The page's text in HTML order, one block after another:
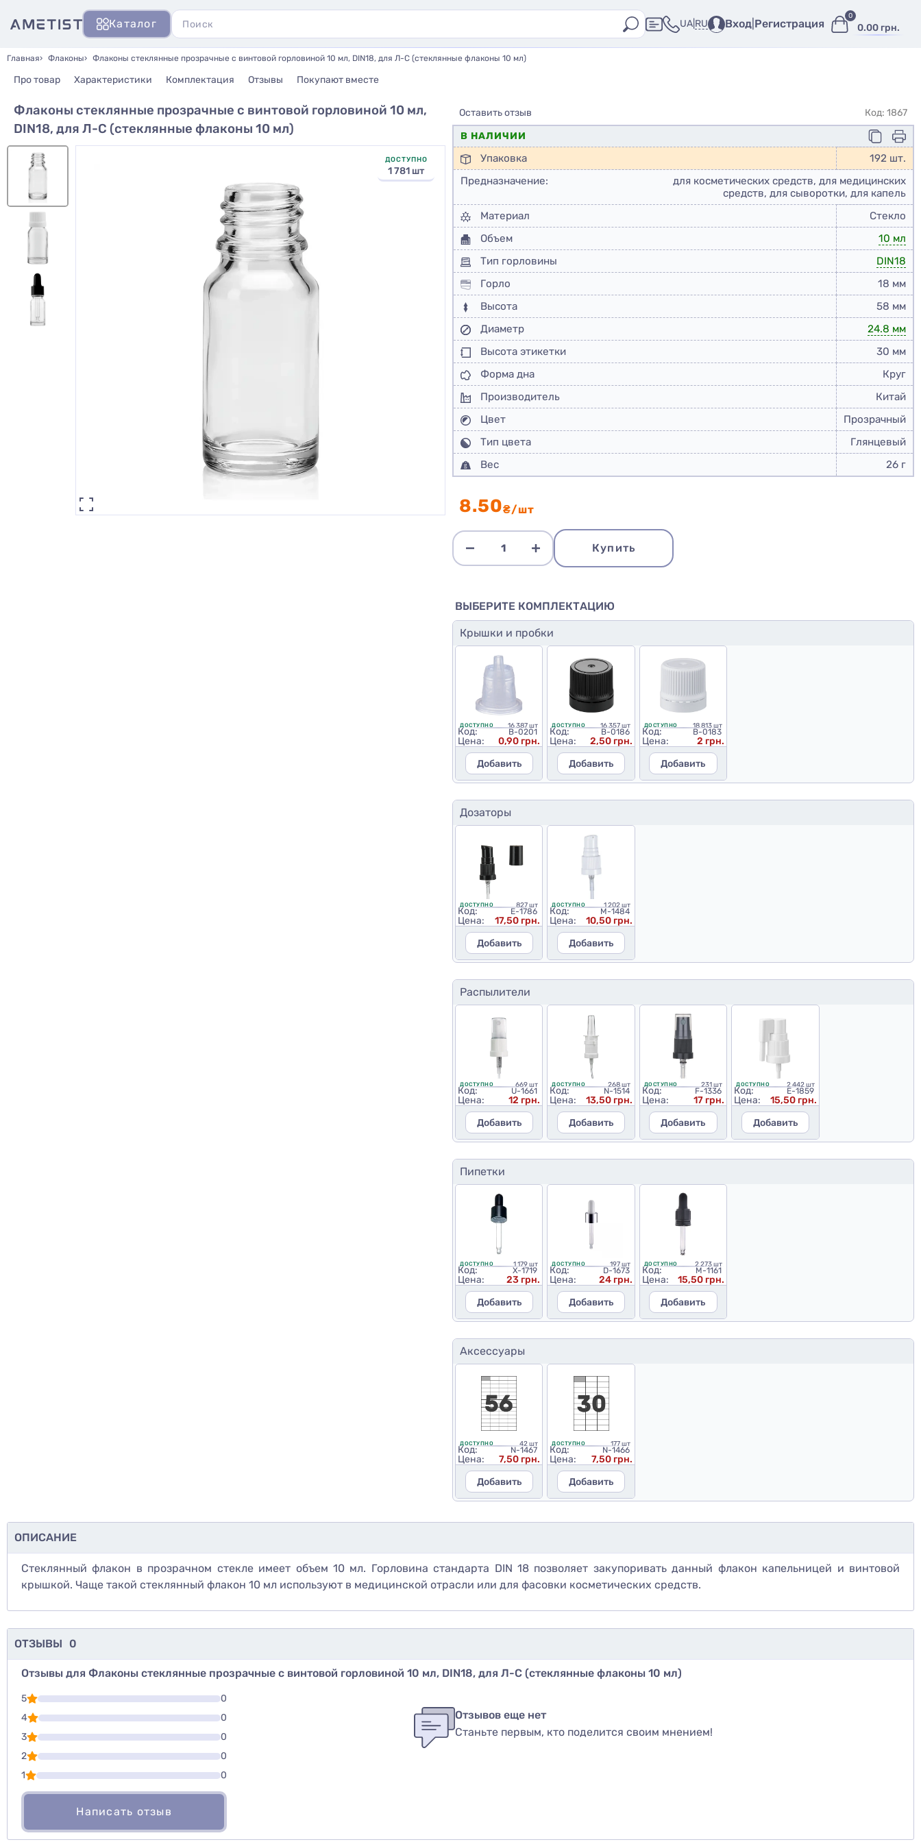
Каталог UA RU Вход Регистрация 0.00 грн.
0
Главная Флаконы Флаконы стеклянные прозрачные с винтовой горловиной 10 мл, DIN18, для Л-С (стеклянные флаконы 10 мл)
Про товар Характеристики Комплектация Отзывы Покупают вместе
Флаконы стеклянные прозрачные с винтовой горловиной 10 мл,
DIN18, для Л-С (стеклянные флаконы 10 мл)
ДОСТУПНО
1 781 шт
8.50₴/шт
Купить
Оставить отзыв
Код: 1867
В НАЛИЧИИ
Упаковка
192 шт.
Предназначение:
для косметических средств, для медицинских
средств, для сыворотки, для капель
Материал
Стекло
Объем
10 мл
Тип горловины
DIN18
Горло
18 мм
Высота
58 мм
Диаметр
24.8 мм
Высота этикетки
30 мм
Форма дна
Круг
Производитель
Китай
Цвет
Прозрачный
Тип цвета
Глянцевый
Вес
26 г
ВЫБЕРИТЕ КОМПЛЕКТАЦИЮ
Крышки и пробки
ДОСТУПНО 16 387 шт
Код: B-0201
Цена:
0,90 грн.
Добавить
ДОСТУПНО 16 357 шт
Код: B-0186
Цена:
2,50 грн.
Добавить
ДОСТУПНО 18 813 шт
Код: B-0183
Цена:
2 грн.
Добавить
Дозаторы
ДОСТУПНО 827 шт
Код: E-1786
Цена:
17,50 грн.
Добавить
ДОСТУПНО 1 202 шт
Код: M-1484
Цена:
10,50 грн.
Добавить
Распылители
ДОСТУПНО 669 шт
Код: U-1661
Цена:
12 грн.
Добавить
ДОСТУПНО 268 шт
Код: N-1514
Цена:
13,50 грн.
Добавить
ДОСТУПНО 231 шт
Код: F-1336
Цена:
17 грн.
Добавить
ДОСТУПНО 2 442 шт
Код: E-1859
Цена:
15,50 грн.
Добавить
Пипетки
ДОСТУПНО 1 179 шт
Код: X-1719
Цена:
23 грн.
Добавить
ДОСТУПНО 197 шт
Код: D-1673
Цена:
24 грн.
Добавить
ДОСТУПНО 2 273 шт
Код: M-1161
Цена:
15,50 грн.
Добавить
Аксессуары
ДОСТУПНО 42 шт
Код: N-1467
Цена:
7,50 грн.
Добавить
ДОСТУПНО 177 шт
Код: N-1466
Цена:
7,50 грн.
Добавить
ОПИСАНИЕ
Стеклянный флакон в прозрачном стекле имеет объем 10 мл. Горловина стандарта DIN 18 позволяет закупоривать данный флакон капельницей и винтовой
крышкой. Чаще такой стеклянный флакон 10 мл используют в медицинской отрасли или для фасовки косметических средств.
ОТЗЫВЫ 0
Отзывы для Флаконы стеклянные прозрачные с винтовой горловиной 10 мл, DIN18, для Л-С (стеклянные флаконы 10 мл)
5
0
4
0
3
0
2
0
1
0
Написать отзыв
Отзывов еще нет
Станьте первым, кто поделится своим мнением!